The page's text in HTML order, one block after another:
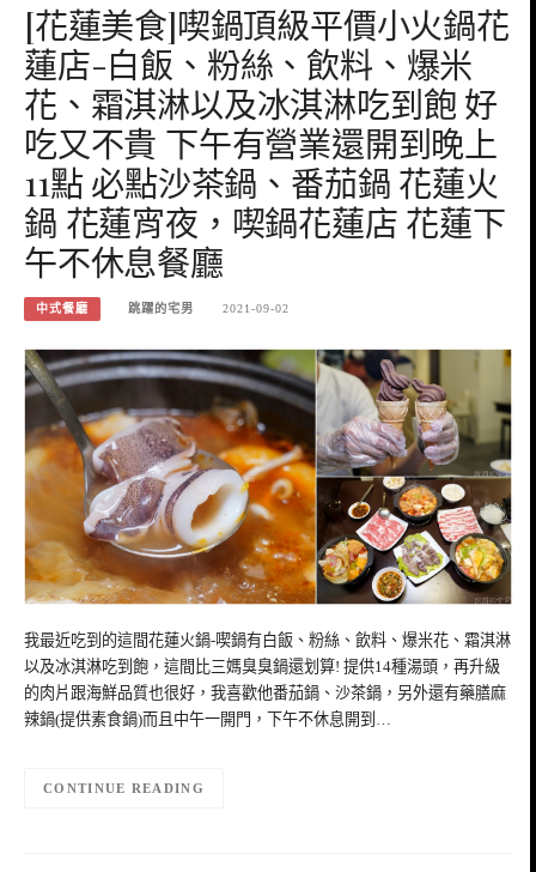
[花蓮美食]喫鍋頂級平價小火鍋花
蓮店-白飯、粉絲、飲料、爆米
花、霜淇淋以及冰淇淋吃到飽 好
吃又不貴 下午有營業還開到晚上
11點 必點沙茶鍋、番茄鍋 花蓮火
鍋 花蓮宵夜，喫鍋花蓮店 花蓮下
午不休息餐廳
中式餐廳 跳躍的宅男 2021-09-02
我最近吃到的這間花蓮火鍋-喫鍋有白飯、粉絲、飲料、爆米花、霜淇淋
以及冰淇淋吃到飽，這間比三媽臭臭鍋還划算! 提供14種湯頭，再升級
的肉片跟海鮮品質也很好，我喜歡他番茄鍋、沙茶鍋，另外還有藥膳麻
辣鍋(提供素食鍋)而且中午一開門，下午不休息開到…
CONTINUE READING